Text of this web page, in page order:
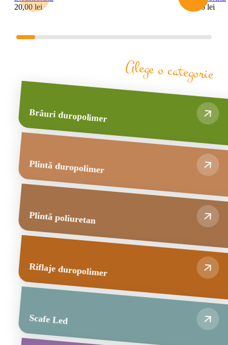
20,00 lei 20,00lei
Alege o categorie
Brâuri duropolimer
Plintă duropolimer
Plintă poliuretan
Riflaje duropolimer
Scafe Led